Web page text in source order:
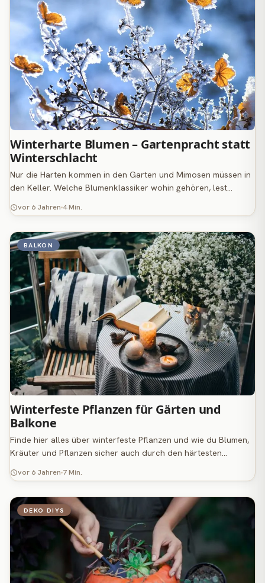
Winterharte Blumen – Gartenpracht statt
Winterschlacht
Nur die Harten kommen in den Garten und Mimosen müssen in
den Keller. Welche Blumenklassiker wohin gehören, lest…
vor 6 Jahren 4 Min.
BALKON
Winterfeste Pflanzen für Gärten und
Balkone
Finde hier alles über winterfeste Pflanzen und wie du Blumen,
Kräuter und Pflanzen sicher auch durch den härtesten…
vor 6 Jahren 7 Min.
DEKO DIYS